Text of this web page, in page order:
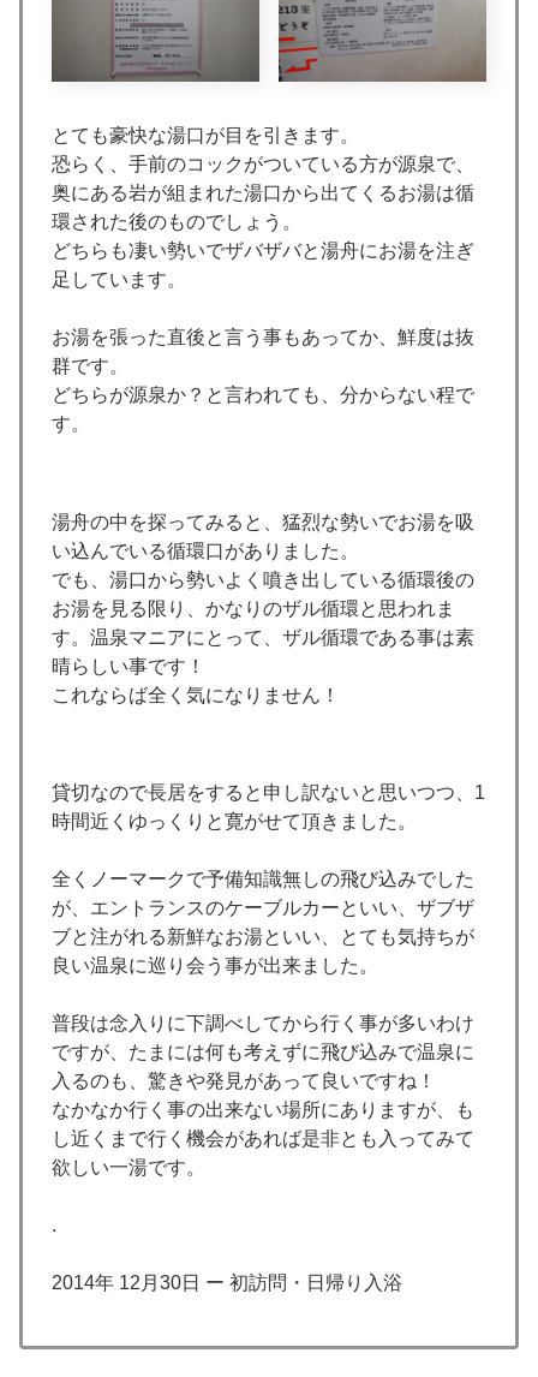
とても豪快な湯口が目を引きます。
恐らく、手前のコックがついている方が源泉で、
奥にある岩が組まれた湯口から出てくるお湯は循
環された後のものでしょう。
どちらも凄い勢いでザバザバと湯舟にお湯を注ぎ
足しています。
お湯を張った直後と言う事もあってか、鮮度は抜
群です。
どちらが源泉か？と言われても、分からない程で
す。
湯舟の中を探ってみると、猛烈な勢いでお湯を吸
い込んでいる循環口がありました。
でも、湯口から勢いよく噴き出している循環後の
お湯を見る限り、かなりのザル循環と思われま
す。温泉マニアにとって、ザル循環である事は素
晴らしい事です！
これならば全く気になりません！
貸切なので長居をすると申し訳ないと思いつつ、1
時間近くゆっくりと寛がせて頂きました。
全くノーマークで予備知識無しの飛び込みでした
が、エントランスのケーブルカーといい、ザブザ
ブと注がれる新鮮なお湯といい、とても気持ちが
良い温泉に巡り会う事が出来ました。
普段は念入りに下調べしてから行く事が多いわけ
ですが、たまには何も考えずに飛び込みで温泉に
入るのも、驚きや発見があって良いですね！
なかなか行く事の出来ない場所にありますが、も
し近くまで行く機会があれば是非とも入ってみて
欲しい一湯です。
.
2014年 12月30日 ー 初訪問・日帰り入浴